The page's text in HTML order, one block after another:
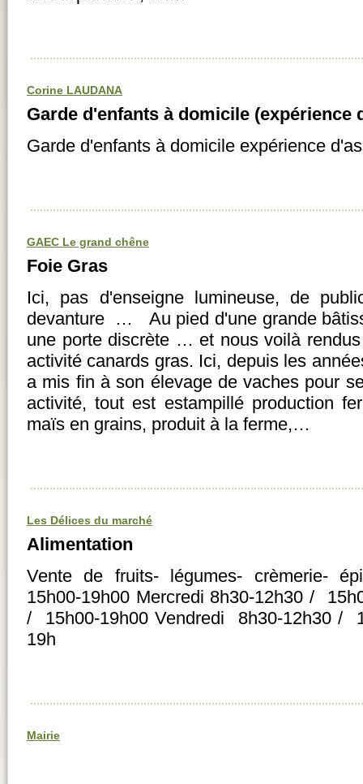
Corine LAUDANA
Garde d'enfants à domicile (expérience
Garde d'enfants à domicile expérience
GAEC Le grand chêne
Foie Gras
Ici, pas d'enseigne lumineuse, de
devanture … Au pied d'une grande
une porte discrète … et nous voilà
activité canards gras. Ici, depuis les
a mis fin à son élevage de vaches pour
activité, tout est estampillé production
maïs en grains, produit à la ferme,…
Les Délices du marché
Alimentation
Vente de fruits- légumes- crèmerie-
15h00-19h00 Mercredi 8h30-12h30 /
/ 15h00-19h00 Vendredi 8h30-12h30 /
19h
Mairie